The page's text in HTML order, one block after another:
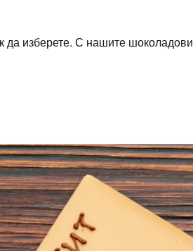
да изберете. С нашите шоколадови